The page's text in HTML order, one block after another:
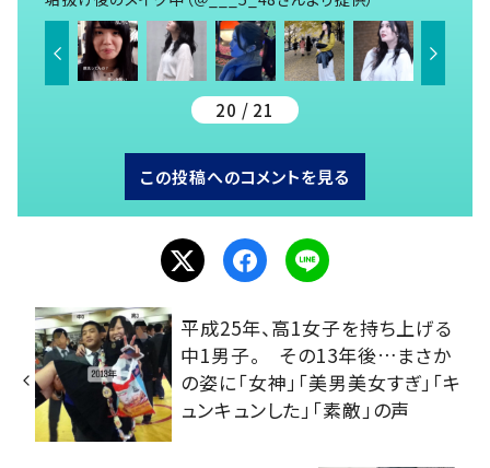
20 / 21
この投稿へのコメントを見る
平成25年、高1女子を持ち上げる
中1男子。 その13年後…まさか
の姿に「女神」「美男美女すぎ」「キ
ュンキュンした」「素敵」の声